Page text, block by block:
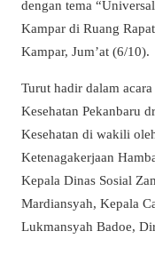
dengan tema
Kampar di Ruang
Kampar, Jum’at (6/10).
Turut hadir dalam
Kesehatan Pekanbaru
Kesehatan di wakili
Ketenagakerjaan
Kepala Dinas Sosial
Mardiansyah, Kepala
Lukmansyah Badoe,